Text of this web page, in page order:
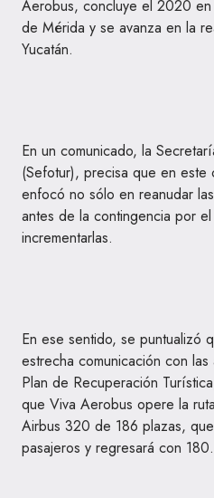
Aerobus, concluye el 2020
de Mérida y se avanza en la
Yucatán.
En un comunicado, la
(Sefotur), precisa que en
enfocó no sólo en reanudar
antes de la contingencia por
incrementarlas.
En ese sentido, se puntualizó
estrecha comunicación con
Plan de Recuperación
que Viva Aerobus opere la
Airbus 320 de 186 plazas,
pasajeros y regresará con 180.